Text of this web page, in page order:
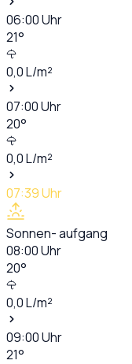
06:00Uhr
21°
0,0L/m²
07:00Uhr
20°
0,0L/m²
07:39Uhr
Sonnen- aufgang
08:00Uhr
20°
0,0L/m²
09:00Uhr
21°